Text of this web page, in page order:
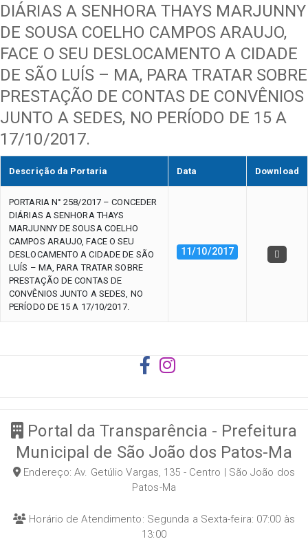
DIÁRIAS A SENHORA THAYS MARJUNNY
DE SOUSA COELHO CAMPOS ARAUJO,
FACE O SEU DESLOCAMENTO A CIDADE
DE SÃO LUÍS – MA, PARA TRATAR SOBRE
PRESTAÇÃO DE CONTAS DE CONVÊNIOS
JUNTO A SEDES, NO PERÍODO DE 15 A
17/10/2017.
Descrição da Portaria Data Download
PORTARIA N° 258/2017 – CONCEDER
DIÁRIAS A SENHORA THAYS
MARJUNNY DE SOUSA COELHO
CAMPOS ARAUJO, FACE O SEU
DESLOCAMENTO A CIDADE DE SÃO
LUÍS – MA, PARA TRATAR SOBRE
PRESTAÇÃO DE CONTAS DE
CONVÊNIOS JUNTO A SEDES, NO
PERÍODO DE 15 A 17/10/2017.
11/10/2017
Portal da Transparência - Prefeitura
Municipal de São João dos Patos-Ma
Endereço: Av. Getúlio Vargas, 135 - Centro | São João dos
Patos-Ma
Horário de Atendimento: Segunda a Sexta-feira: 07:00 às
13:00